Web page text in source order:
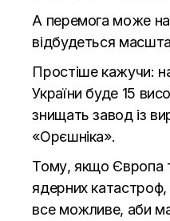
А перемога може
відбудеться
Простіше кажучи:
України буде 15
знищать завод із
«Орєшніка».
Тому, якщо Європа
ядерних катастроф,
все можливе, аби